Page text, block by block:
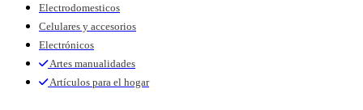
Electrodomesticos
Celulares y accesorios
Electrónicos
Artes manualidades
Artículos para el hogar